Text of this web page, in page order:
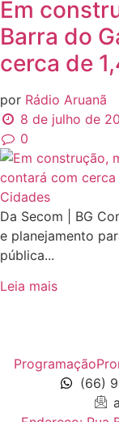
Em
Barra do
cerca de
por Rádio Aruanã
8 de julho de
0
Cidades
Da Secom | BG
e planejamento
pública...
Leia mais
Programação
(66)